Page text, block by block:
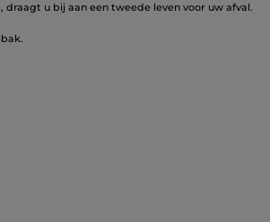
u bij aan een tweede leven voor uw afval.